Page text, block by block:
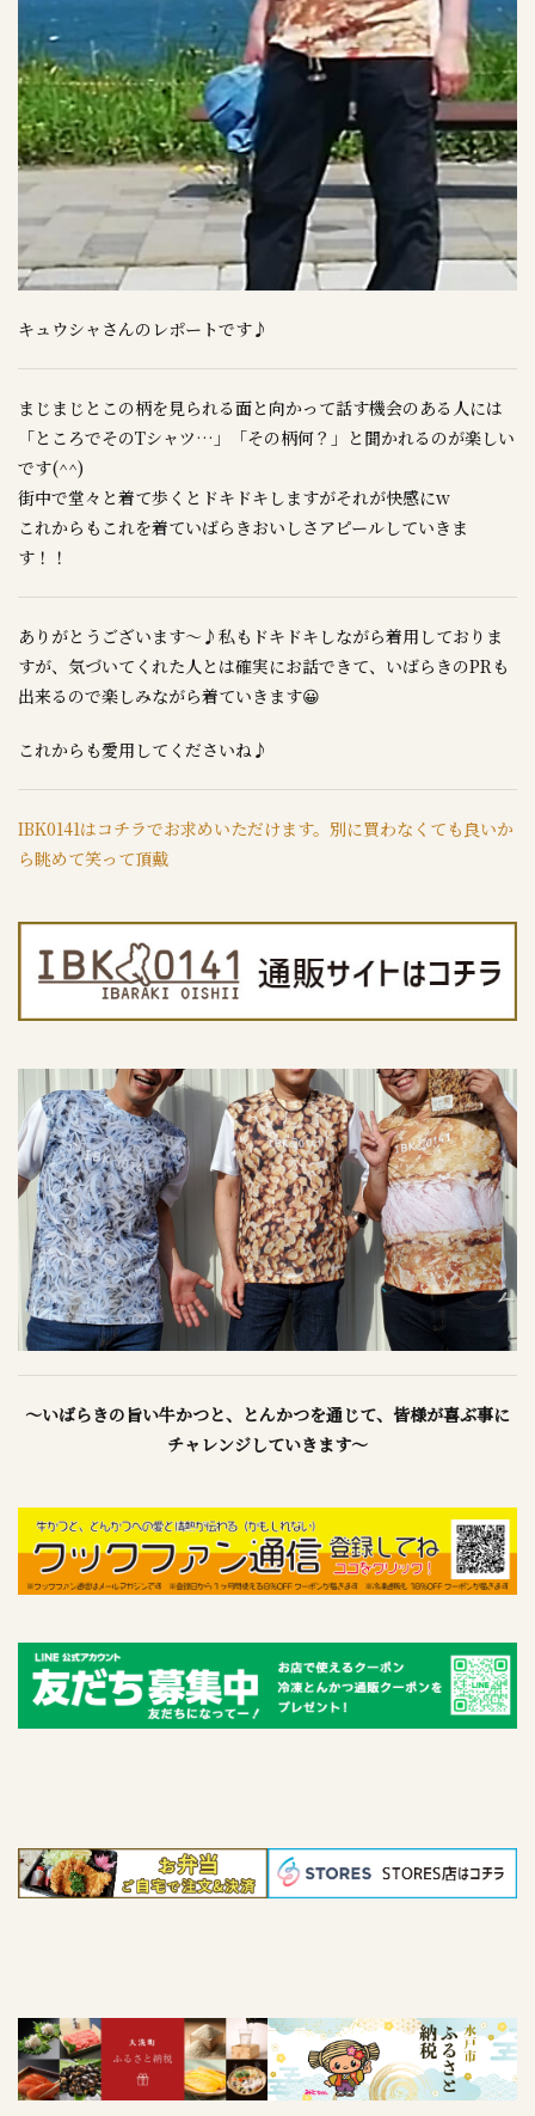
キュウシャさんのレポートです♪
まじまじとこの柄を見られる面と向かって話す機会のある人には
「ところでそのTシャツ…」「その柄何？」と聞かれるのが楽しい
です(^^)
街中で堂々と着て歩くとドキドキしますがそれが快感にw
これからもこれを着ていばらきおいしさアピールしていきま
す！！
ありがとうございます～♪私もドキドキしながら着用しておりま
すが、気づいてくれた人とは確実にお話できて、いばらきのPRも
出来るので楽しみながら着ていきます😀
これからも愛用してくださいね♪
IBK0141はコチラでお求めいただけます。別に買わなくても良いか
ら眺めて笑って頂戴
～いばらきの旨い牛かつと、とんかつを通じて、皆様が喜ぶ事に
チャレンジしていきます～